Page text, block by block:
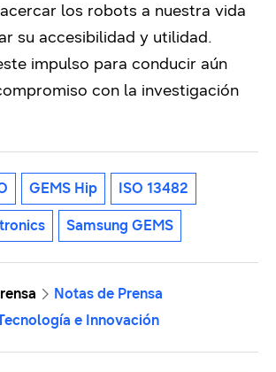
los robots a nuestra vida
su accesibilidad y utilidad.
impulso para conducir aún
con la investigación
GEMS Hip ISO 13482
Samsung GEMS
Notas de Prensa
e Innovación